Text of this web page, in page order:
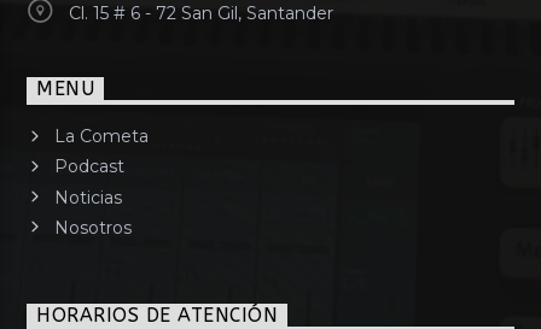
Cl. 15 # 6 - 72 San Gil, Santander
MENU
La Cometa
Podcast
Noticias
Nosotros
HORARIOS DE ATENCIÓN